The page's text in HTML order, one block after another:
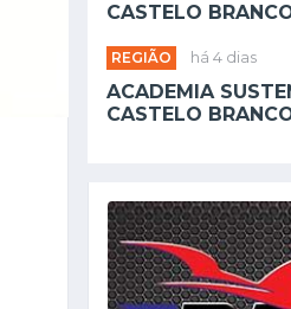
CASTELO
REGIÃO há 4 dias
ACADEMIA
CASTELO